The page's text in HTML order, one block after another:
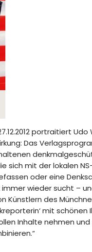
portraitiert
Das
sich mit der lokalen
oder eine
wieder sucht –
Künstlern des
mit
Inhalte nehmen